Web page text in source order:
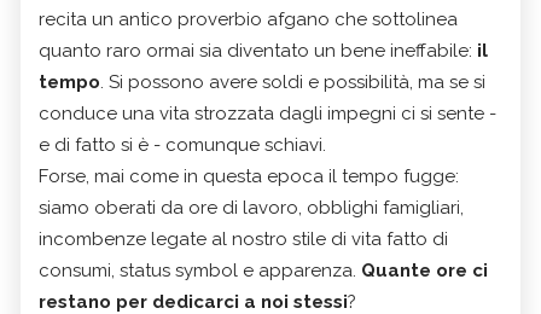
recita un antico proverbio afgano che sottolinea
quanto raro ormai sia diventato un bene ineffabile: il
tempo. Si possono avere soldi e possibilità, ma se si
conduce una vita strozzata dagli impegni ci si sente -
e di fatto si è - comunque schiavi.
Forse, mai come in questa epoca il tempo fugge:
siamo oberati da ore di lavoro, obblighi famigliari,
incombenze legate al nostro stile di vita fatto di
consumi, status symbol e apparenza. Quante ore ci
restano per dedicarci a noi stessi?